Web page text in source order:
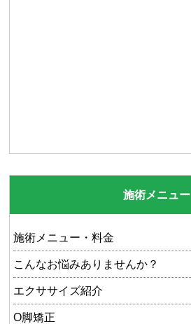
施術メニュー
施術メニュー・料金
こんなお悩みありませんか？
エクササイズ紹介
O脚矯正